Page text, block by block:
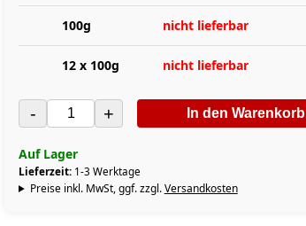
100g nicht lieferbar
12 x 100g nicht lieferbar
- + In den Warenkorb
Auf Lager
Lieferzeit: 1-3 Werktage
Preise inkl. MwSt, ggf. zzgl.Versandkosten